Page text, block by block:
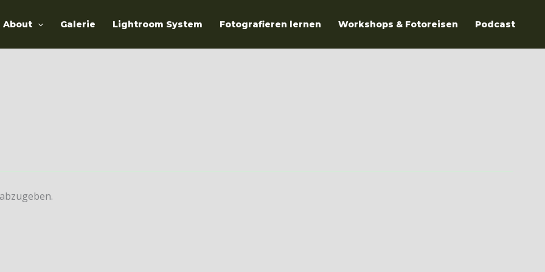
About Galerie Lightroom System Fotografieren lernen Workshops & Fotoreisen Podcast